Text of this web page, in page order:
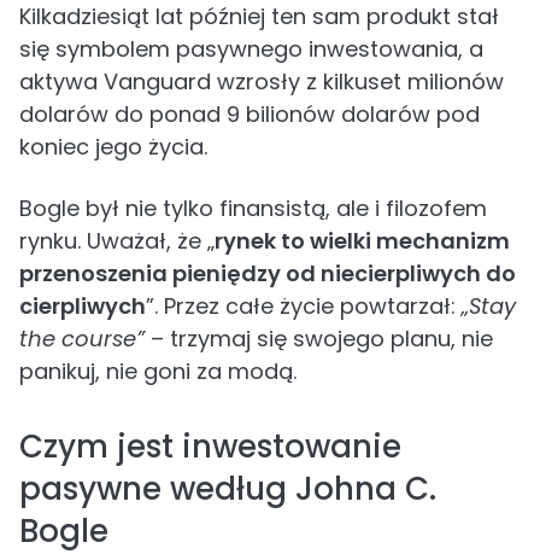
Kilkadziesiąt lat później ten sam produkt stał
się symbolem pasywnego inwestowania, a
aktywa Vanguard wzrosły z kilkuset milionów
dolarów do ponad 9 bilionów dolarów pod
koniec jego życia.
Bogle był nie tylko finansistą, ale i filozofem
rynku. Uważał, że „rynek to wielki mechanizm
przenoszenia pieniędzy od niecierpliwych do
cierpliwych”. Przez całe życie powtarzał:„Stay
the course”– trzymaj się swojego planu, nie
panikuj, nie goni za modą.
Czym jest inwestowanie
pasywne według Johna C.
Bogle